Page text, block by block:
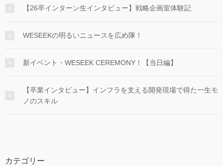
【26卒インターン生インタビュー】戦略企画室体験記
WESEEKの明るいニュースを広め隊！
新イベント・WESEEK CEREMONY！【当日編】
【卒業インタビュー】インフラを支える開発現場で得た一生モ
ノのスキル
カテゴリー